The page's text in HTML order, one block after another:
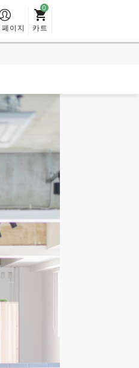
페이지 카트